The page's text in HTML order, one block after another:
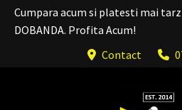
Cumpara acum si platesti mai
DOBANDA. Profita Acum!
Contact